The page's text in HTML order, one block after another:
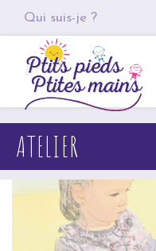
Qui suis-je ?
ATELIER